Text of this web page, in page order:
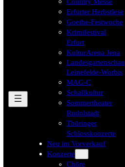
Erfurter Herbstlese
Goethe-Festwoche
Krimifestival
Erfurt
KulturArena Jena
Landesgartenschau
Leinefelde-Worbis
MAG-C
Schallkultur
Sommertheater
Rudolstadt
Thüringer
Schlosskonzerte
Neu im Vorverkauf
Konzerte
Chöre